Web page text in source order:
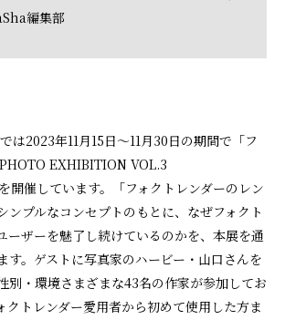
編集部
は2023年11月15日～11月30日の期間で「フ
EXHIBITION VOL.3
催しています。「フォクトレンダーのレン
ンプルなコンセプトのもとに、なぜフォクト
ーザーを魅了し続けているのかを、本展を通
す。ゲストに写真家のハービー・山口さんを
別・環境さまざまな43名の作家が参加してお
クトレンダー愛用者から初めて使用した方ま